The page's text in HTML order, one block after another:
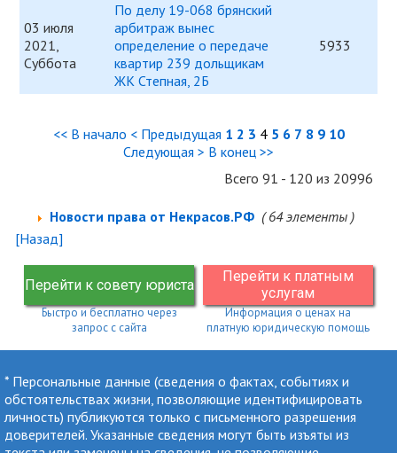
03 июля
2021,
Суббота
По делу 19-068 брянский
арбитраж вынес
определение о передаче
квартир 239 дольщикам
ЖК Степная, 2Б
5933
<< В начало < Предыдущая 1 2 3 4 5 6 7 8 9 10
Следующая > В конец >>
Всего 91 - 120 из 20996
Новости права от Некрасов.РФ ( 64 элементы )
[Назад]
Перейти к совету юриста
Перейти к платным
услугам
Быстро и бесплатно через
запрос с сайта
Информация о ценах на
платную юридическую помощь
* Персональные данные (сведения о фактах, событиях и
обстоятельствах жизни, позволяющие идентифицировать
личность) публикуются только с письменного разрешения
доверителей. Указанные сведения могут быть изъяты из